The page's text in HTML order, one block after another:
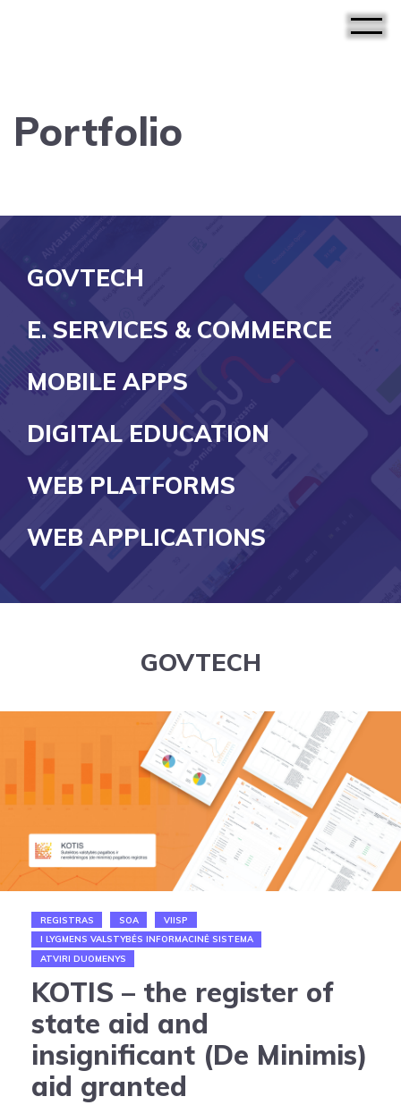
Portfolio
GOVTECH
E. SERVICES & COMMERCE
MOBILE APPS
DIGITAL EDUCATION
WEB PLATFORMS
WEB APPLICATIONS
GOVTECH
REGISTRAS SOA
VIISP
I LYGMENS VALSTYBĖS INFORMACINĖ SISTEMA
ATVIRI DUOMENYS
KOTIS – the register of
state aid and
insignificant (De Minimis)
aid granted